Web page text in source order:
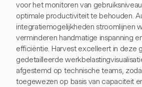
voor het monitoren van
optimale productiviteit te behouden.
integratiemogelijkheden stroomlijnen
verminderen handmatige inspanning
efficiëntie. Harvest excelleert in deze
gedetailleerde
afgestemd op technische teams,
toegewezen op basis van capaciteit